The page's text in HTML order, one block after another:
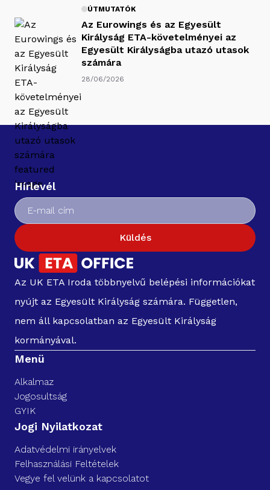
ÚTMUTATÓK
Az Eurowings és az Egyesült
Királyság ETA-követelményei az
Egyesült Királyságba utazó utasok
számára
28/06/2026
Hírlevél
Küldés
Az UK ETA Iroda többnyelvű belépési információkat
nyújt az Egyesült Királyság számára. Független,
nem áll kapcsolatban az Egyesült Királyság
kormányával.
Menü
Alkalmaz
Jogosultság
GYIK
Jogi Nyilatkozat
Adatvédelmi irányelvek
Felhasználási Feltételek
Vegye fel velünk a kapcsolatot